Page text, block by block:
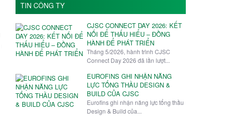
TIN CÔNG TY
CJSC CONNECT DAY 2026: KẾT
NỐI ĐỂ THẤU HIỂU – ĐỒNG
HÀNH ĐỂ PHÁT TRIỂN
Tháng 5/2026, hành trình CJSC
Connect Day 2026 đã lần lượt...
EUROFINS GHI NHẬN NĂNG
LỰC TỔNG THẦU DESIGN &
BUILD CỦA CJSC
Eurofins ghi nhận năng lực tổng thầu
Design & Build của...